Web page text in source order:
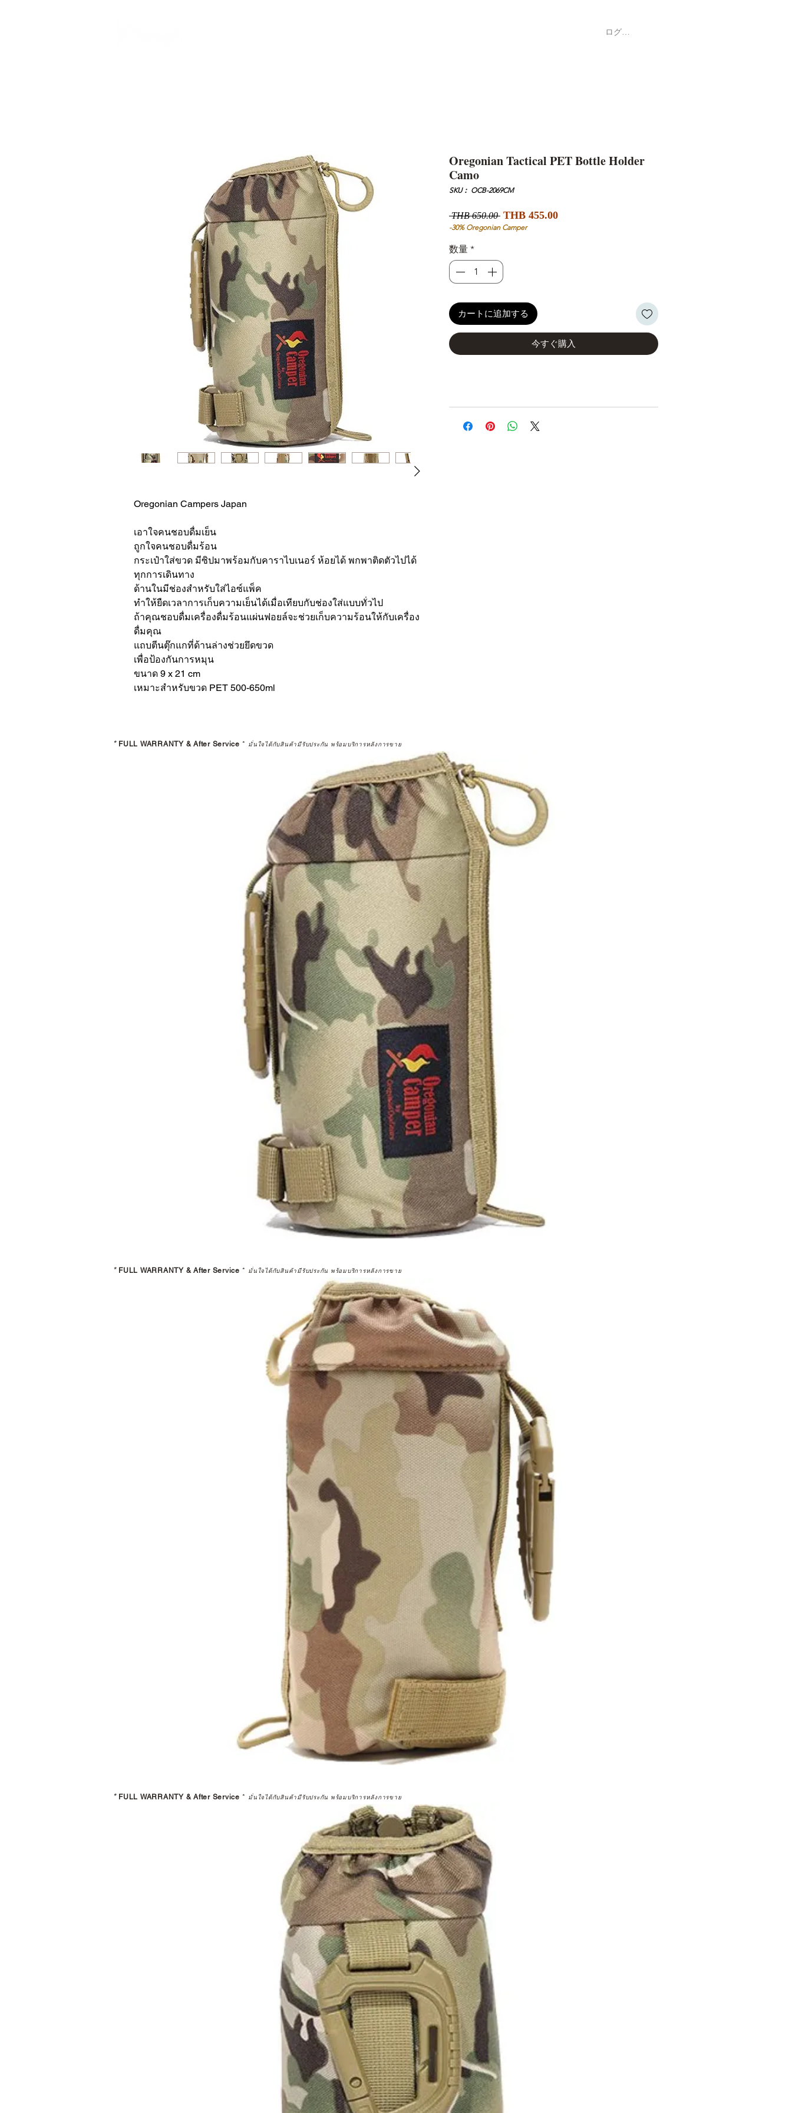
ログイン
Oregonian Campers Japan
เอาใจคนชอบดื่มเย็น
ถูกใจคนชอบดื่มร้อน
กระเป๋าใส่ขวด มีซิปมาพร้อมกับคาราไบเนอร์ ห้อยได้ พกพาติดตัวไปได้
ทุกการเดินทาง
ด้านในมีช่องสำหรับใส่ไอซ์แพ็ค
ทำให้ยืดเวลาการเก็บความเย็นได้เมื่อเทียบกับช่องใส่แบบทั่วไป
ถ้าคุณชอบดื่มเครื่องดื่มร้อนแผ่นฟอยล์จะช่วยเก็บความร้อนให้กับเครื่อง
ดื่มคุณ
แถบตีนตุ๊กแกที่ด้านล่างช่วยยึดขวด
เพื่อป้องกันการหมุน
ขนาด 9 x 21 cm
เหมาะสำหรับขวด PET 500-650ml
Oregonian Tactical PET Bottle Holder
Camo
SKU： OCB-2069CM
THB 650.00 通
常
THB 455.00セ
-30% Oregonian Camper
数量 *
カートに追加する
今すぐ購入
* FULL WARRANTY & After Service * มั่นใจได้กับสินค้ามีรับประกัน พร้อมบริการหลังการขาย
* FULL WARRANTY & After Service * มั่นใจได้กับสินค้ามีรับประกัน พร้อมบริการหลังการขาย
* FULL WARRANTY & After Service * มั่นใจได้กับสินค้ามีรับประกัน พร้อมบริการหลังการขาย